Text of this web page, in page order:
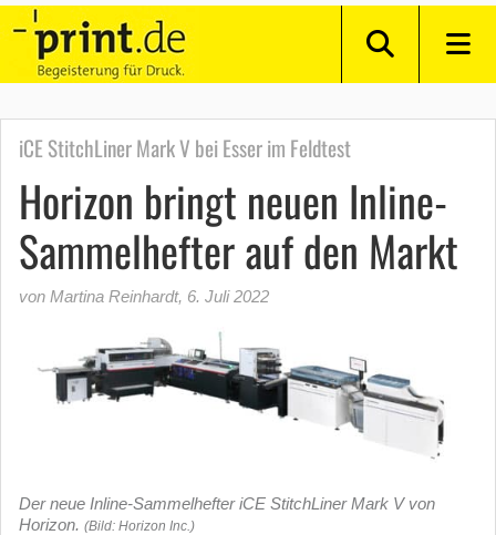
iCE StitchLiner Mark V bei Esser im Feldtest
Horizon bringt neuen Inline-
Sammelhefter auf den Markt
von Martina Reinhardt, 6. Juli 2022
Der neue Inline-Sammelhefter iCE StitchLiner Mark V von
Horizon. (Bild: Horizon Inc.)